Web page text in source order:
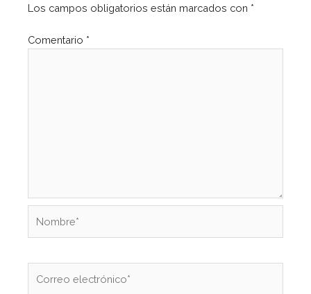
Los campos obligatorios están marcados con *
Comentario *
electrónico*